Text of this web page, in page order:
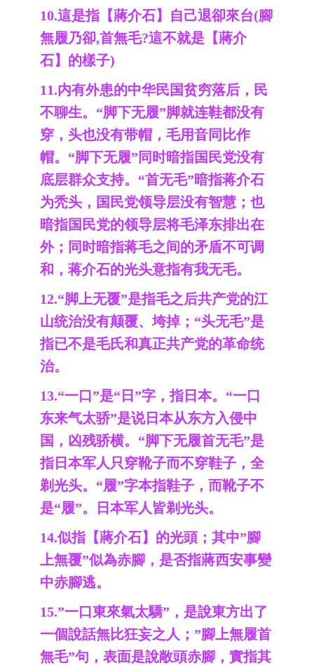
10.這是指【蔣介石】自己退卻來台(腳
無履乃卻,首無毛?這不就是【蔣介
石】的樣子)
11.内有外患的中华民国贫穷落后，民
不聊生。“脚下无履”脚就连鞋都没有
穿，头也没有带帽，毛用音同比作
帽。“脚下无履”同时暗指国民党没有
底层群众支持。“首无毛”暗指蒋介石
为秃头，国民党领导层没有智慧；也
暗指国民党的领导层将毛泽东排出在
外；同时暗指蒋毛之间的矛盾不可调
和，蒋介石的光头意指有我无毛。
12.“脚上无覆”是指毛之后共产党的江
山统治没有颠覆、垮掉；“头无毛”是
指已不是毛氏和真正共产党的革命统
治。
13.“一口”是“日”字，指日本。“一口
东来气太骄”是说日本从东方入侵中
国，凶残骄横。 “脚下无履首无毛”是
指日本军人只穿靴子而不穿鞋子，全
剃光头。“履”字本指鞋子，而靴子不
是“履”。日本军人皆剃光头。
14.似指【蔣介石】的光頭；其中”腳
上無覆”似為赤腳，是否指蔣西安事變
中赤腳逃。
15.”一口東來氣太驕”，是說東方出了
一個說話無比狂妄之人；”腳上無履首
無毛”句，表面是說敞頭赤腳，實指其